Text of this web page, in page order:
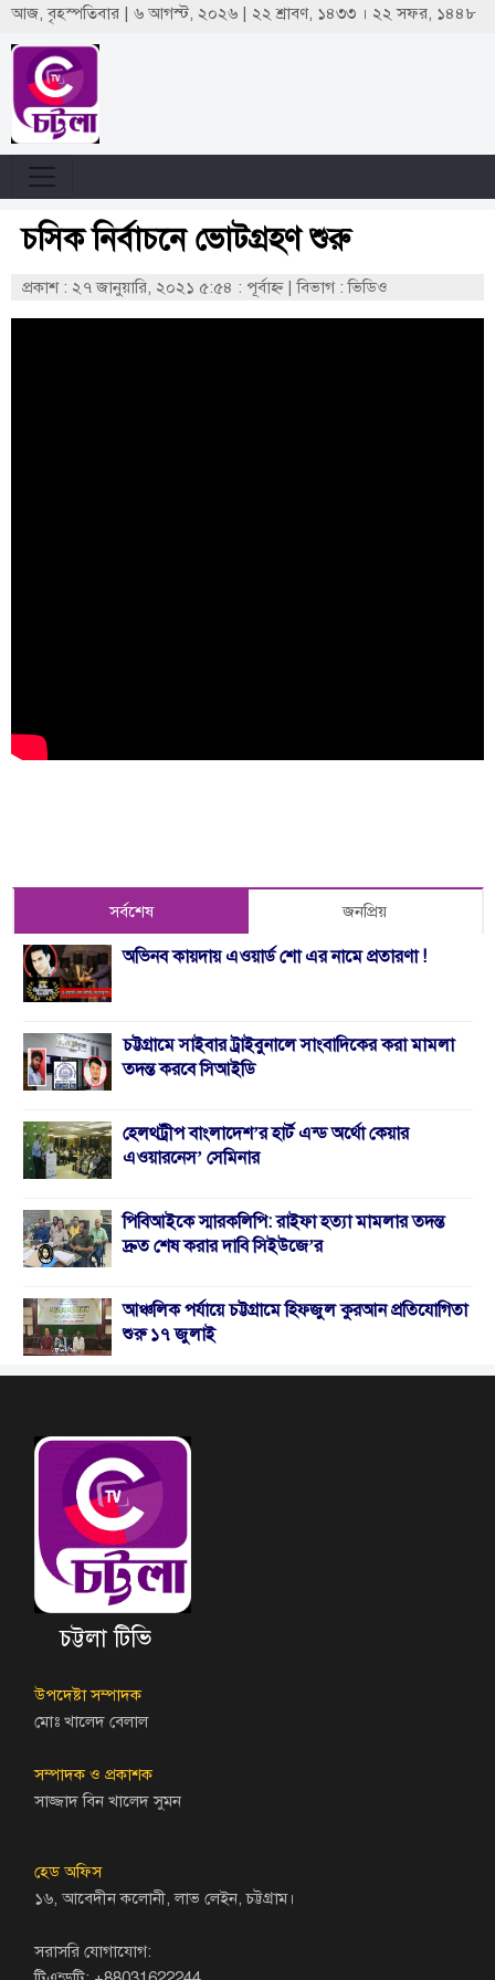
আজ, বৃহস্পতিবার | ৬ আগস্ট, ২০২৬ | ২২ শ্রাবণ, ১৪৩৩ । ২২ সফর, ১৪৪৮
চসিক নির্বাচনে ভোটগ্রহণ শুরু
প্রকাশ : ২৭ জানুয়ারি, ২০২১ ৫:৫৪ : পূর্বাহ্ণ |বিভাগ : ভিডিও
সর্বশেষ জনপ্রিয়
অভিনব কায়দায় এওয়ার্ড শো এর নামে প্রতারণা !
চট্টগ্রামে সাইবার ট্রাইবুনালে সাংবাদিকের করা মামলা
তদন্ত করবে সিআইডি
হেলথট্রীপ বাংলাদেশ’র হার্ট এন্ড অর্থো কেয়ার
এওয়ারনেস’ সেমিনার
পিবিআইকে স্মারকলিপি: রাইফা হত্যা মামলার তদন্ত
দ্রুত শেষ করার দাবি সিইউজে’র
আঞ্চলিক পর্যায়ে চট্টগ্রামে হিফজুল কুরআন প্রতিযোগিতা
শুরু ১৭ জুলাই
চট্টলা টিভি
উপদেষ্টা সম্পাদক
মোঃ খালেদ বেলাল
সম্পাদক ও প্রকাশক
সাজ্জাদ বিন খালেদ সুমন
হেড অফিস
১৬, আবেদীন কলোনী, লাভ লেইন, চট্টগ্রাম।
সরাসরি যোগাযোগ: